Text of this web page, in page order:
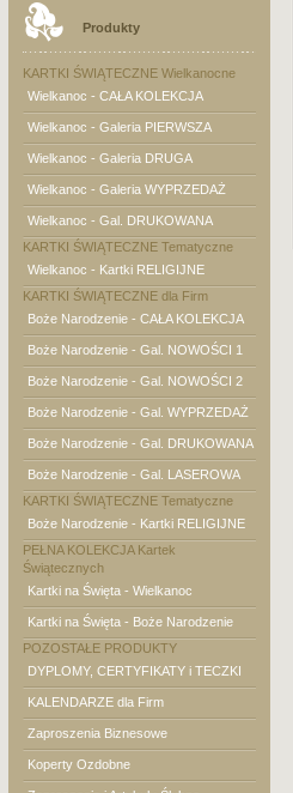
Produkty
KARTKI ŚWIĄTECZNE Wielkanocne
Wielkanoc - CAŁA KOLEKCJA
Wielkanoc - Galeria PIERWSZA
Wielkanoc - Galeria DRUGA
Wielkanoc - Galeria WYPRZEDAŻ
Wielkanoc - Gal. DRUKOWANA
KARTKI ŚWIĄTECZNE Tematyczne
Wielkanoc - Kartki RELIGIJNE
KARTKI ŚWIĄTECZNE dla Firm
Boże Narodzenie - CAŁA KOLEKCJA
Boże Narodzenie - Gal. NOWOŚCI 1
Boże Narodzenie - Gal. NOWOŚCI 2
Boże Narodzenie - Gal. WYPRZEDAŻ
Boże Narodzenie - Gal. DRUKOWANA
Boże Narodzenie - Gal. LASEROWA
KARTKI ŚWIĄTECZNE Tematyczne
Boże Narodzenie - Kartki RELIGIJNE
PEŁNA KOLEKCJA Kartek
Świątecznych
Kartki na Święta - Wielkanoc
Kartki na Święta - Boże Narodzenie
POZOSTAŁE PRODUKTY
DYPLOMY, CERTYFIKATY i TECZKI
KALENDARZE dla Firm
Zaproszenia Biznesowe
Koperty Ozdobne